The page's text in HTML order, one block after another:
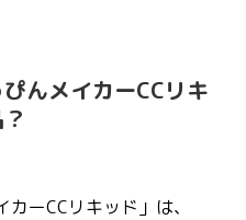
んメイカーCCリキ
ーCCリキッド」は、